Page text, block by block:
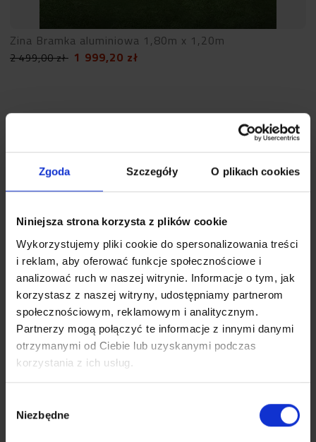
Zgoda Szczegóły O plikach cookies
Niniejsza strona korzysta z plików cookie
Wykorzystujemy pliki cookie do spersonalizowania treści
i reklam, aby oferować funkcje społecznościowe i
analizować ruch w naszej witrynie. Informacje o tym, jak
korzystasz z naszej witryny, udostępniamy partnerom
społecznościowym, reklamowym i analitycznym.
Partnerzy mogą połączyć te informacje z innymi danymi
otrzymanymi od Ciebie lub uzyskanymi podczas
korzystania z ich usług.
zgody
Niezbędne
Zina Bramka aluminiowa 1,80m x 1,20m
2 499,00zł 1 999,20 zł
Jeśli szukasz sprzętu, który realnie wspiera codzienny
trening piłkarski, sprawdź naszą ofertę i wybierz
rozwiązanie dopasowane do boiska, hali oraz poziomu
zawodników. Stawiamy na wyposażenie, które
pomaga rozwijać technikę i precyzję. Ułatwia też
pracę nad szybką reakcją pod bramką. Dobrze dobrane
modele wspierają organizację zajęć przez cały rok.
Bramki treningowe do intensywnej pracy na
boisku
Regularny trening wymaga sprzętu, który zachowuje
stabilność i wspiera powtarzalną pracę na boisku.
Nasza oferta została przygotowana z myślą o
klubach, szkołach i trenerach. Każda bramka
treningowa sprawdza się podczas ćwiczeń
technicznych i zajęć nastawionych na precyzję
boiskowych i wspiera różne formy pracy z